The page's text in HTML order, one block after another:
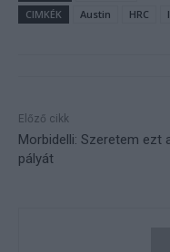
CIMKÉK
Austin HRC
Előző cikk
Morbidelli: Szeretem ezt
pályát